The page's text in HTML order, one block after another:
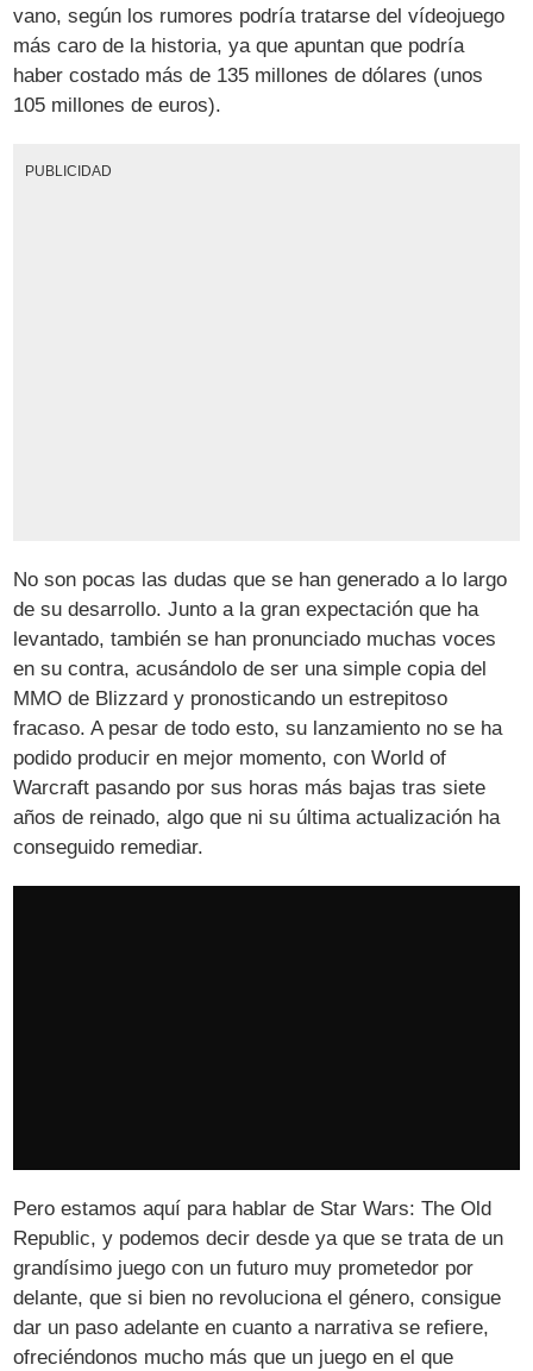
vano, según los rumores podría tratarse del vídeojuego
más caro de la historia, ya que apuntan que podría
haber costado más de 135 millones de dólares (unos
105 millones de euros).
PUBLICIDAD
No son pocas las dudas que se han generado a lo largo
de su desarrollo. Junto a la gran expectación que ha
levantado, también se han pronunciado muchas voces
en su contra, acusándolo de ser una simple copia del
MMO de Blizzard y pronosticando un estrepitoso
fracaso. A pesar de todo esto, su lanzamiento no se ha
podido producir en mejor momento, con World of
Warcraft pasando por sus horas más bajas tras siete
años de reinado, algo que ni su última actualización ha
conseguido remediar.
Pero estamos aquí para hablar de Star Wars: The Old
Republic, y podemos decir desde ya que se trata de un
grandísimo juego con un futuro muy prometedor por
delante, que si bien no revoluciona el género, consigue
dar un paso adelante en cuanto a narrativa se refiere,
ofreciéndonos mucho más que un juego en el que